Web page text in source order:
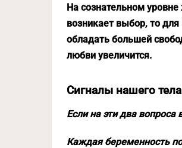
На сознательном
возникает выбор, то
обладать большей
любви увеличится.
Сигналы нашего
Если на эти два
Каждая беременность